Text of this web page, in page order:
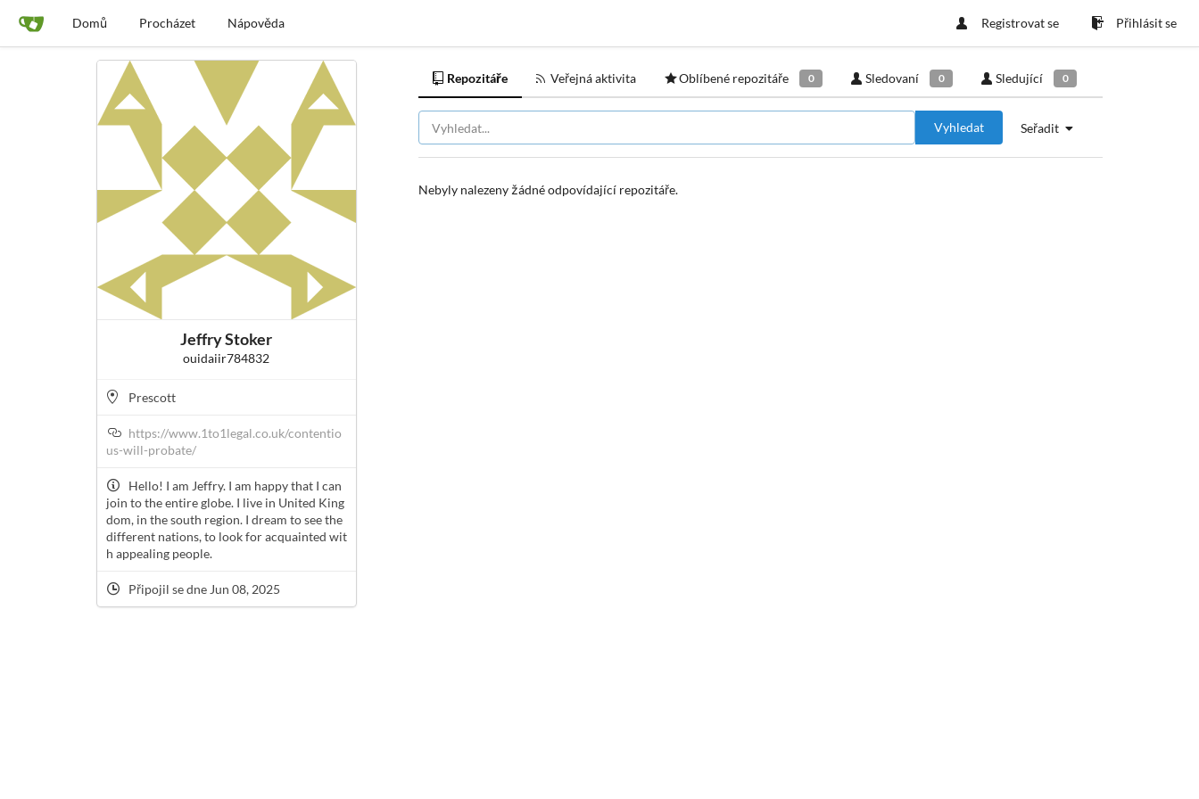
Domů Procházet Nápověda Registrovat se Přihlásit se
Jeffry Stoker
ouidaiir784832
Prescott
https://www.1to1legal.co.uk/contentio
us-will-probate/
Hello! I am Jeffry. I am happy that I can
join to the entire globe. I live in United King
dom, in the south region. I dream to see the
different nations, to look for acquainted wit
h appealing people.
Připojil se dne Jun 08, 2025
Repozitáře Veřejná aktivita Oblíbené repozitáře 0 Sledovaní 0 Sledující 0
Seřadit
Vyhledat
Nebyly nalezeny žádné odpovídající repozitáře.